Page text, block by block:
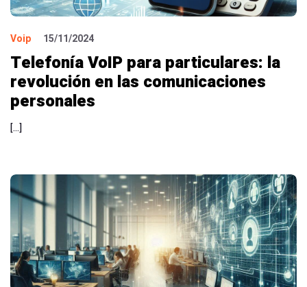
Voip 15/11/2024
Telefonía VoIP para particulares: la
revolución en las comunicaciones
personales
[…]